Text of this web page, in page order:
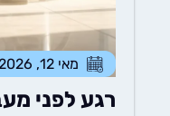
מאי 12, 2026
רגע לפני מעבר